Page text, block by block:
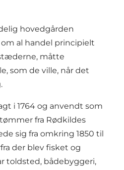
hovedgården
al handel principielt
måtte
som de ville, når det
i 1764 og anvendt som
fra Rødkildes
sig fra omkring 1850 til
der blev fisket og
toldsted, bådebyggeri,